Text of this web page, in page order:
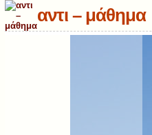
αντι – μάθημα